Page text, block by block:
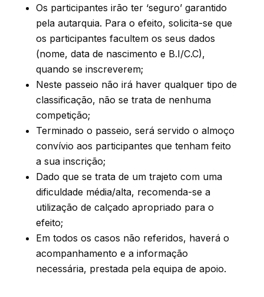
Os participantes irão ter ‘seguro’ garantido
pela autarquia. Para o efeito, solicita-se que
os participantes facultem os seus dados
(nome, data de nascimento e B.I/C.C),
quando se inscreverem;
Neste passeio não irá haver qualquer tipo de
classificação, não se trata de nenhuma
competição;
Terminado o passeio, será servido o almoço
convívio aos participantes que tenham feito
a sua inscrição;
Dado que se trata de um trajeto com uma
dificuldade média/alta, recomenda-se a
utilização de calçado apropriado para o
efeito;
Em todos os casos não referidos, haverá o
acompanhamento e a informação
necessária, prestada pela equipa de apoio.